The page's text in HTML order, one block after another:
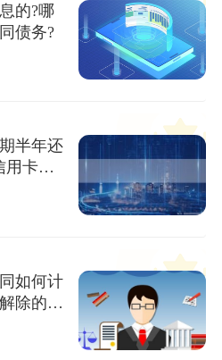
的?哪
债务?
半年还
用卡债
如何计
除的条